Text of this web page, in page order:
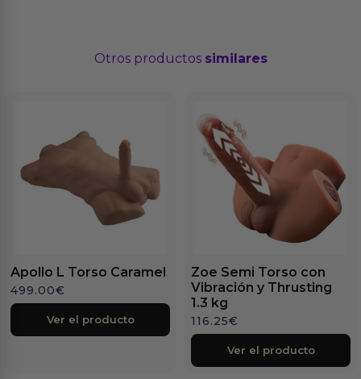
Otros productos similares
Apollo L Torso Caramel
499.00€
Ver el producto
Zoe Semi Torso con
Vibración y Thrusting
1.3 kg
116.25€
Ver el producto